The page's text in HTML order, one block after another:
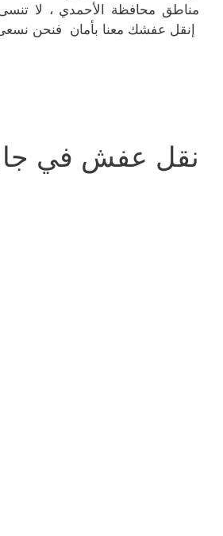
مناطق محافظة الأحمدي ، لا
إنقل عفشك معنا بأمان فنحن
نقل عفش في